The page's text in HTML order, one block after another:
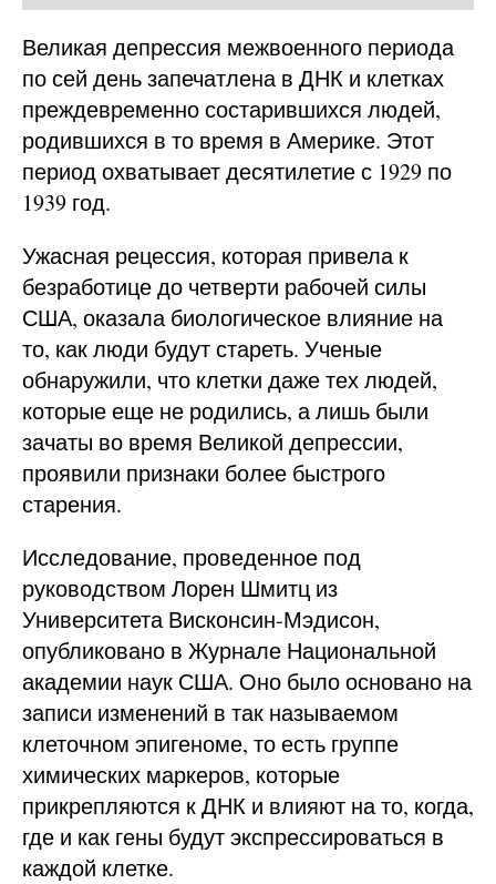
Великая депрессия межвоенного периода
по сей день запечатлена в ДНК и клетках
преждевременно состарившихся людей,
родившихся в то время в Америке. Этот
период охватывает десятилетие с 1929 по
1939 год.
Ужасная рецессия, которая привела к
безработице до четверти рабочей силы
США, оказала биологическое влияние на
то, как люди будут стареть. Ученые
обнаружили, что клетки даже тех людей,
которые еще не родились, а лишь были
зачаты во время Великой депрессии,
проявили признаки более быстрого
старения.
Исследование, проведенное под
руководством Лорен Шмитц из
Университета Висконсин-Мэдисон,
опубликовано в Журнале Национальной
академии наук США. Оно было основано на
записи изменений в так называемом
клеточном эпигеноме, то есть группе
химических маркеров, которые
прикрепляются к ДНК и влияют на то, когда,
где и как гены будут экспрессироваться в
каждой клетке.